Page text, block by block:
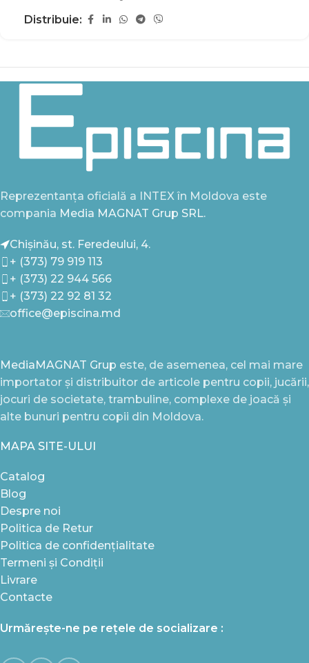
Distribuie:
Reprezentanța oficială a INTEX în Moldova este
compania Media MAGNAT Grup SRL.
Chișinău, st. Feredeului, 4.
+ (373) 79 919 113
+ (373) 22 944 566
+ (373) 22 92 81 32
office@episcina.md
MediaMAGNAT Grup este, de asemenea, cel mai mare
importator și distribuitor de articole pentru copii, jucării,
jocuri de societate, trambuline, complexe de joacă și
alte bunuri pentru copii din Moldova.
MAPA SITE-ULUI
Catalog
Blog
Despre noi
Politica de Retur
Politica de confidențialitate
Termeni și Condiții
Livrare
Contacte
Urmărește-ne pe rețele de socializare :